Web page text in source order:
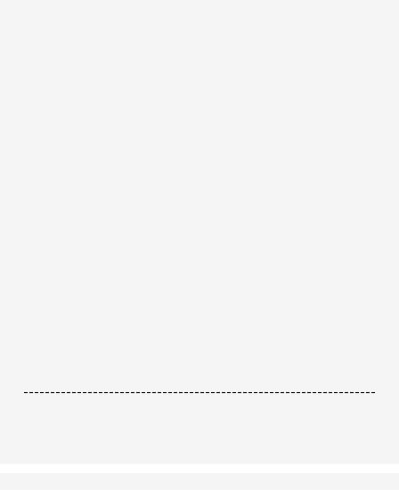
------------------------------------------------------------------